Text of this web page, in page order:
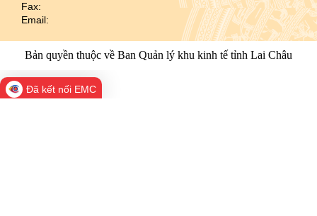
Fax:
Email:
Bản quyền thuộc về Ban Quản lý khu kinh tế tỉnh Lai Châu
Đã kết nối EMC